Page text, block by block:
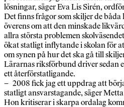
lösningar, säger Eva Lis Sirén,
Det finns frågor som skiljer de
överens om att den minskade
allra största problemen
ökat statligt inflytande i skolan för
om synen på hur det ska gå till
Lärarnas riksförbund driver sedan
ett återförstatligande.
– 2008 fick jag ett uppdrag att
statligt ansvarstagande, säger
Hon kritiserar i skarpa ordalag